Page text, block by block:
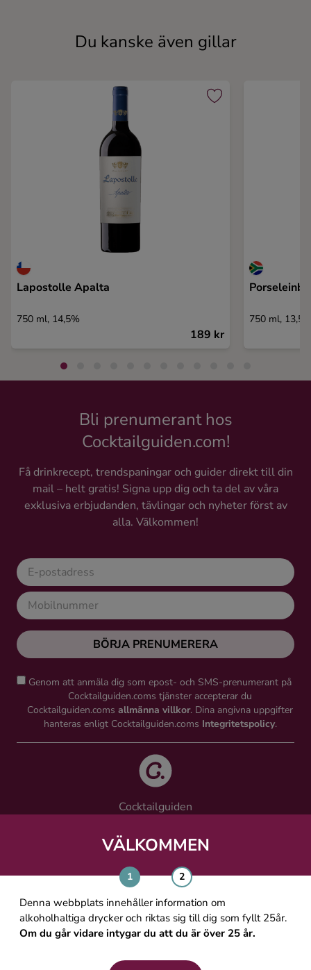
VÄLKOMMEN
Denna webbplats innehåller information om
alkoholhaltiga drycker och riktas sig till dig som fyllt 25år.
Om du går vidare intygar du att du är över 25 år.
Du kanske även gillar
Lapostolle Apalta
750 ml, 14,5%
189 kr
750 ml,
Bli prenumerant hos
Cocktailguiden.com!
Få drinkrecept, trendspaningar och guider direkt till din
mail – helt gratis! Signa upp dig och ta del av våra
exklusiva erbjudanden, tävlingar och nyheter först av
alla. Välkommen!
BÖRJA PRENUMERERA
Genom att anmäla dig som epost- och SMS-prenumerant på
Cocktailguiden.coms tjänster accepterar du
Cocktailguiden.coms allmänna villkor. Dina angivna uppgifter
hanteras enligt Cocktailguiden.coms Integritetspolicy.
Cocktailguiden
Västra Järnvägsgatan 21, 111 64 Stockholm
ALLMÄNNA VILLKOR